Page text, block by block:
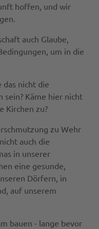
hoffen, und wir
auch Glaube,
um in die
das nicht die
sein? Käme hier nicht
Kirchen zu?
zu Wehr
auch die
in unserer
eine gesunde,
Dörfern, in
auf unserem
bauen - lange bevor